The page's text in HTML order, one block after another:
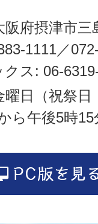
府摂津市三
1111／
クス: 06-
曜日（祝祭
ら午後5時15